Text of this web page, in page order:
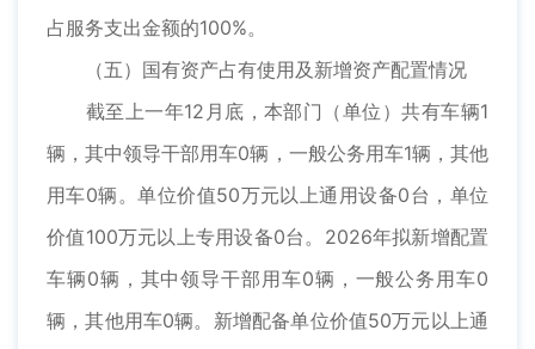
占服务支出金额的100%。
（五）国有资产占有使用及新增资产配置情况
截至上一年12月底，本部门（单位）共有车辆1
辆，其中领导干部用车0辆，一般公务用车1辆，其他
用车0辆。单位价值50万元以上通用设备0台，单位
价值100万元以上专用设备0台。2026年拟新增配置
车辆0辆，其中领导干部用车0辆，一般公务用车0
辆，其他用车0辆。新增配备单位价值50万元以上通